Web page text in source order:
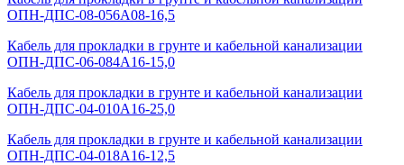
ОПН-ДПС-08-056А08-16,5
Кабель для прокладки в грунте и кабельной канализации
ОПН-ДПС-06-084А16-15,0
Кабель для прокладки в грунте и кабельной канализации
ОПН-ДПС-04-010А16-25,0
Кабель для прокладки в грунте и кабельной канализации
ОПН-ДПС-04-018А16-12,5